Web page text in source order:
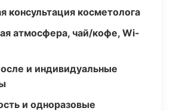
консультация косметолога
атмосфера, чай/кофе, Wi-
и индивидуальные
и одноразовые